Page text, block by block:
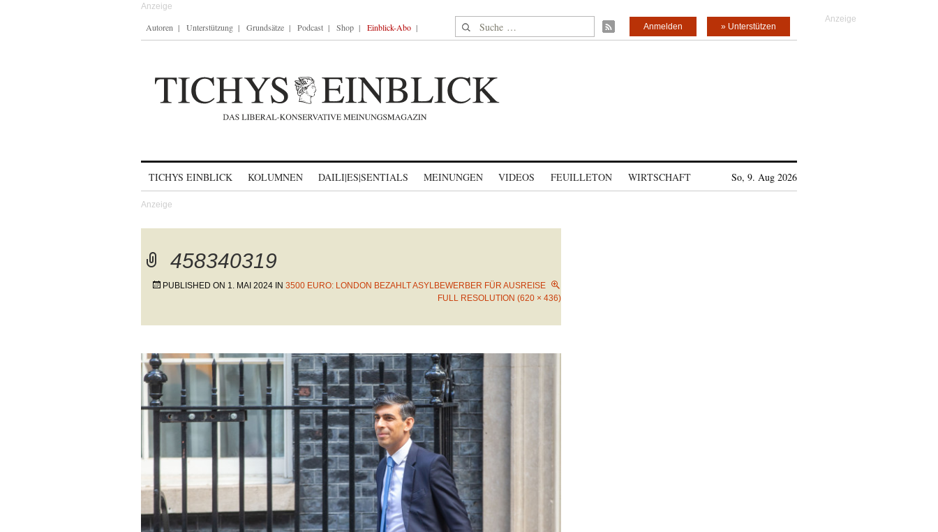
Autoren Unterstützung Grundsätze Podcast Shop Einblick-Abo Suche nach: » Unterstützen
Anmelden
TICHYS EINBLICK KOLUMNEN DAILI|ES|SENTIALS MEINUNGEN VIDEOS FEUILLETON WIRTSCHAFT So, 9. Aug 2026
458340319
PUBLISHED ON 1. MAI 2024 IN 3500 EURO: LONDON BEZAHLT ASYLBEWERBER FÜR AUSREISE
FULL RESOLUTION (620 × 436)